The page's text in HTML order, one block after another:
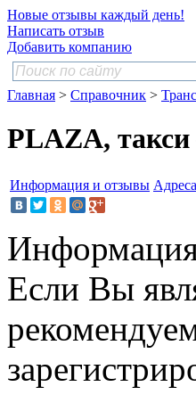
Новые отзывы каждый день!
Написать отзыв
Добавить компанию
Главная > Справочник >
PLAZA,
Информация и отзывы
Если Вы